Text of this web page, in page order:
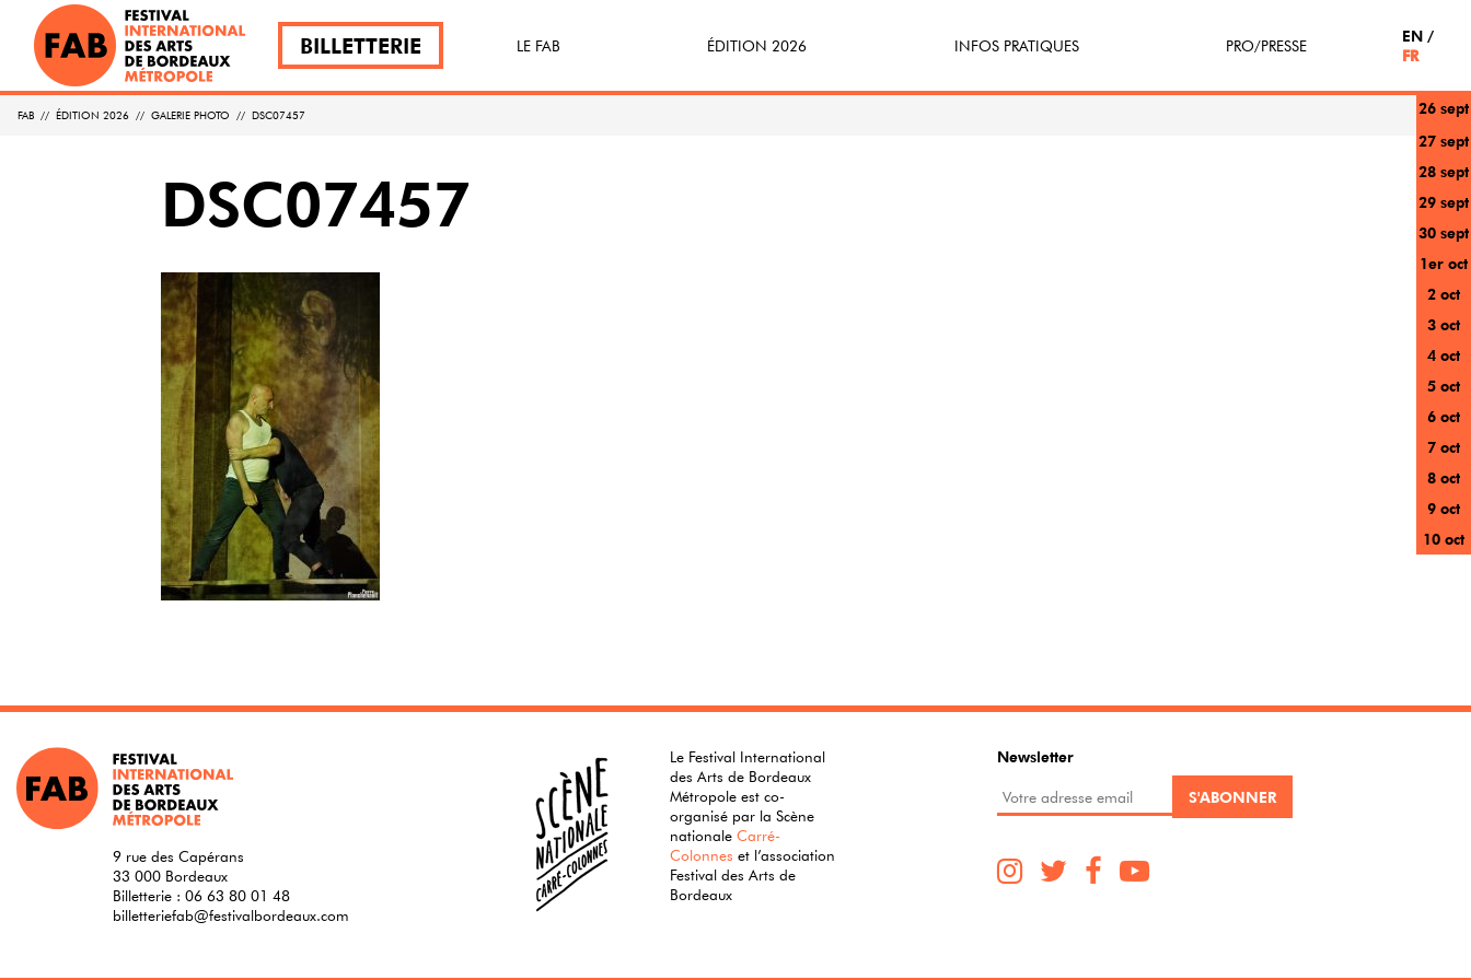
BILLETTERIE LE FAB ÉDITION 2026 INFOS PRATIQUES PRO/PRESSE
EN
FR
FAB // ÉDITION 2026 // GALERIE PHOTO // DSC07457
26 sept
27 sept
28 sept
29 sept
30 sept
1er oct
2 oct
3 oct
4 oct
5 oct
6 oct
7 oct
8 oct
9 oct
10 oct
DSC07457
9 rue des Capérans
33 000 Bordeaux
Billetterie : 06 63 80 01 48
billetteriefab@festivalbordeaux.com
Le Festival International
des Arts de Bordeaux
Métropole est co-
organisé par la Scène
nationaleCarré-
Colonnes et l’association
Festival des Arts de
Bordeaux
Newsletter